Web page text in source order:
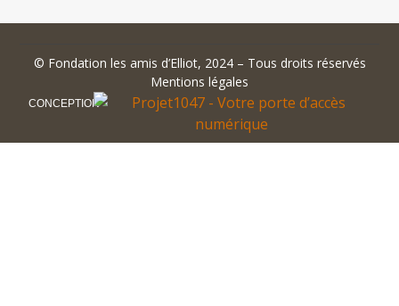
© Fondation les amis d’Elliot, 2024 – Tous droits réservés
Mentions légales
CONCEPTION